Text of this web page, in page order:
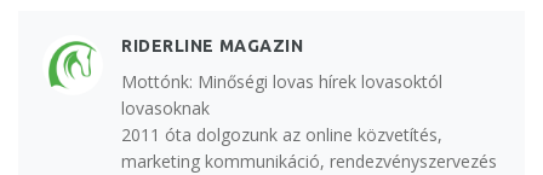
RIDERLINE MAGAZIN
Mottónk: Minőségi lovas hírek lovasoktól
lovasoknak
2011 óta dolgozunk az online közvetítés,
marketing kommunikáció, rendezvényszervezés